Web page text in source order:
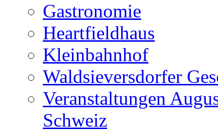
Gastronomie
Heartfieldhaus
Kleinbahnhof
Waldsieversdorfer
Veranstaltungen
Schweiz